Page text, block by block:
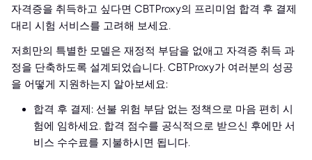
자격증을 취득하고 싶다면 CBTProxy의 프리미엄 합격 후 결제
대리 시험 서비스를 고려해 보세요.
저희만의 특별한 모델은 재정적 부담을 없애고 자격증 취득 과
정을 단축하도록 설계되었습니다. CBTProxy가 여러분의 성공
을 어떻게 지원하는지 알아보세요:
합격 후 결제: 선불 위험 부담 없는 정책으로 마음 편히 시
험에 임하세요. 합격 점수를 공식적으로 받으신 후에만 서
비스 수수료를 지불하시면 됩니다.